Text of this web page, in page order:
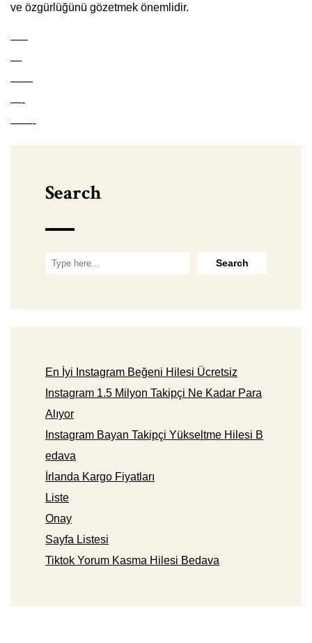
ve özgürlüğünü gözetmek önemlidir.
—–
—
——
—-
——-
Search
En İyi Instagram Beğeni Hilesi Ücretsiz
Instagram 1.5 Milyon Takipçi Ne Kadar Para
Alıyor
Instagram Bayan Takipçi Yükseltme Hilesi B
edava
İrlanda Kargo Fiyatları
Liste
Onay
Sayfa Listesi
Tiktok Yorum Kasma Hilesi Bedava